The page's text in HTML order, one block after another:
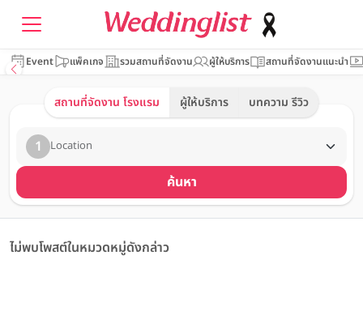
Event แพ็คเกจ รวมสถานที่จัดงาน ผู้ให้บริการ สถานที่จัดงานแนะนำ
สถานที่จัดงาน โรงแรม ผู้ให้บริการ บทความ รีวิว
1 Location
ค้นหา
ไม่พบโพสต์ในหมวดหมู่ดังกล่าว